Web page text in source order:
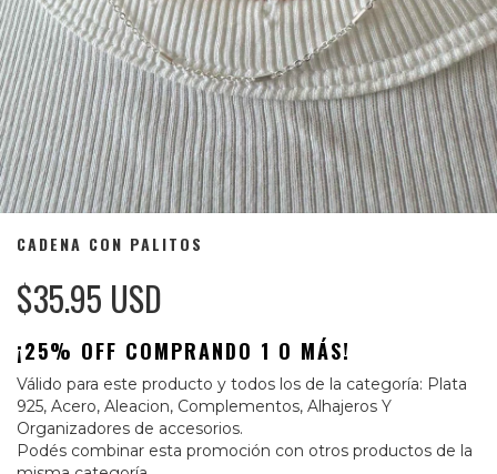
CADENA CON PALITOS
$35.95 USD
¡25% OFF COMPRANDO 1 O MÁS!
Válido para este producto y todos los de la categoría: Plata
925, Acero, Aleacion, Complementos, Alhajeros Y
Organizadores de accesorios.
Podés combinar esta promoción con otros productos de la